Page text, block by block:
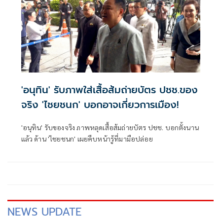
'อนุทิน' รับภาพใส่เสื้อส้มถ่ายบัตร ปชช.ของ
จริง 'ไชยชนก' บอกอาจเกี่ยวการเมือง!
'อนุทิน' รับของจริง ภาพหลุดเสื้อส้มถ่ายบัตร ปชช. บอกตั้งนาน
แล้ว ด้าน 'ไชยชนก' เผยคืบหน้ารู้ที่มามือปล่อย
NEWS UPDATE